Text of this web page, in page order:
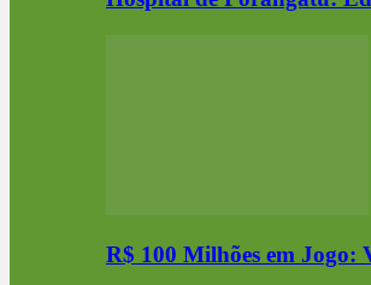
R$ 100 Milhões em Jogo: